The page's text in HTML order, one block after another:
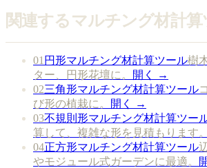
関連するマルチング材計算
01 円形マルチング材計算ツール樹
ター、円形花壇に。
開く →
02三角形マルチング材計算ツール
び形の植栽に。
開く →
03不規則形マルチング材計算ツー
算して、複雑な形を見積もります。
04正方形マルチング材計算ツール
やモジュール式ガーデンに最適。